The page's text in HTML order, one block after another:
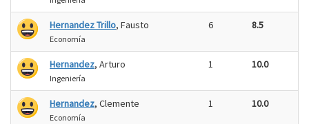
Hernandez Trillo, Fausto
Economía
6 8.5
Hernandez, Arturo
Ingeniería
1 10.0
Hernandez, Clemente
Economía
1 10.0